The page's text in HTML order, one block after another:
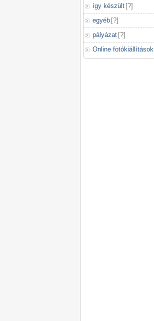
így készült [?]
egyéb [?]
pályázat [?]
Online fotókiállítások